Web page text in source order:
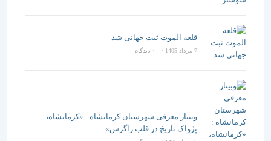
قلعه الموت ثبت جهانی شد
/ ۰ دیدگاه
وبینار معرفی شهرستان کرمانشاه : «کرمانشاه،
پژواک تاریخ در قلب زاگرس»